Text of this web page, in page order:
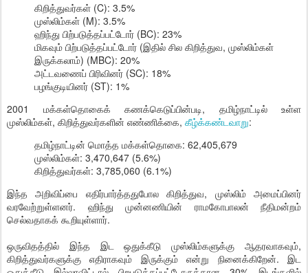
கிறித்துவர்கள் (C): 3.5%
முஸ்லிம்கள் (M): 3.5%
ஹிந்து பிற்படுத்தப்பட்டோர் (BC): 23%
மிகவும் பிற்படுத்தப்பட்டோர் (இதில் சில கிறித்துவ, முஸ்லிம்கள்
இருக்கலாம்) (MBC): 20%
அட்டவணைப் பிரிவினர் (SC): 18%
பழங்குடியினர் (ST): 1%
2001 மக்கள்தொகைக் கணக்கெடுப்பின்படி, தமிழ்நாட்டில் உள்ள
முஸ்லிம்கள், கிறித்துவர்களின் எண்ணிக்கை, கீழ்க்கண்டவாறு:
தமிழ்நாட்டின் மொத்த மக்கள்தொகை: 62,405,679
முஸ்லிம்கள்: 3,470,647 (5.6%)
கிறித்துவர்கள்: 3,785,060 (6.1%)
இந்த அறிவிப்பை எதிர்பார்த்ததுபோல கிறித்துவ, முஸ்லிம் அமைப்பினர்
வரவேற்றுள்ளனர். ஹிந்து முன்னணியின் ராமகோபாலன் நீதிமன்றம்
செல்வதாகக் கூறியுள்ளார்.
ஒருவிதத்தில் இந்த இட ஒதுக்கீடு முஸ்லிம்களுக்கு ஆதரவாகவும்,
கிறித்துவர்களுக்கு எதிராகவும் இருக்கும் என்று நினைக்கிறேன். இட